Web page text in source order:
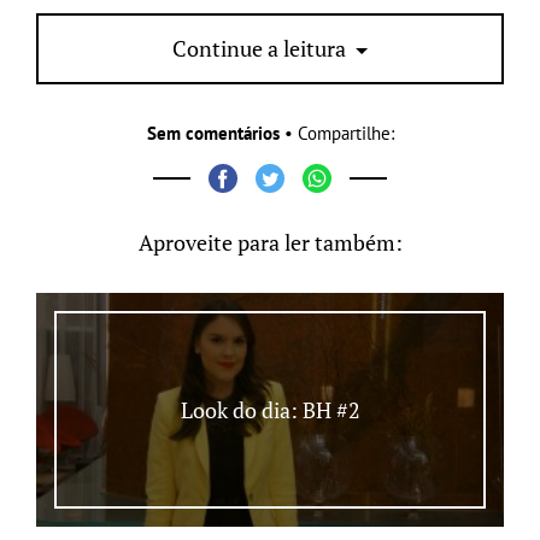
Continue a leitura
Sem comentários• Compartilhe:
Aproveite para ler também:
Look do dia: BH #2